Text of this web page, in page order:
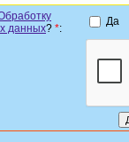
данных? *:
Да